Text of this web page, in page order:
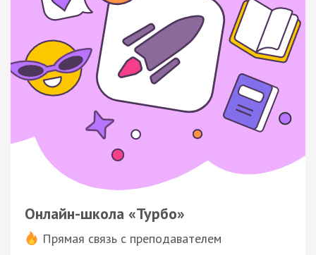
Онлайн-школа «Турбо»
Прямая связь с преподавателем